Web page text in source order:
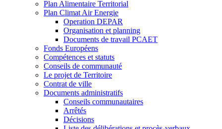
Plan Alimentaire Territorial
Plan Climat Air Energie
Operation DEPAR
Organisation et planning
Documents de travail PCAET
Fonds Européens
Compétences et statuts
Conseils de communauté
Le projet de Territoire
Contrat de ville
Documents administratifs
Conseils communautaires
Arrêtés
Décisions